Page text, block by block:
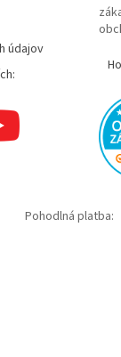
údajov
Pohodlná platba: